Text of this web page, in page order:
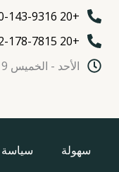
+20 120-143-9316
+20 102-178-7815
الأحد - الخميس 9 صباحًا - 5 مساءً
سهولة سياسة